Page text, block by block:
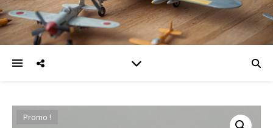
Promo !